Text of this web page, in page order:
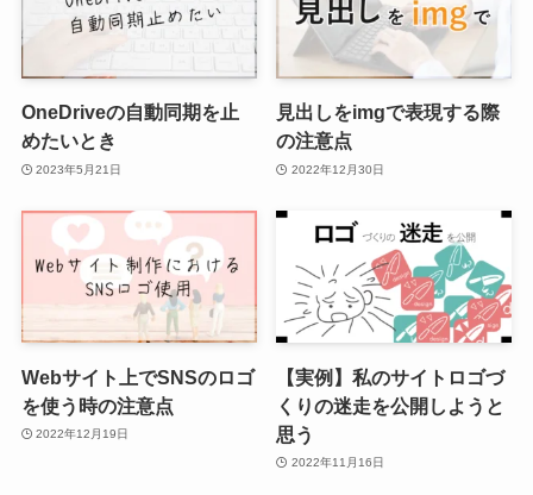
OneDriveの自動同期を止
めたいとき
2023年5月21日
見出しをimgで表現する際
の注意点
2022年12月30日
Webサイト上でSNSのロゴ
を使う時の注意点
2022年12月19日
【実例】私のサイトロゴづ
くりの迷走を公開しようと
思う
2022年11月16日